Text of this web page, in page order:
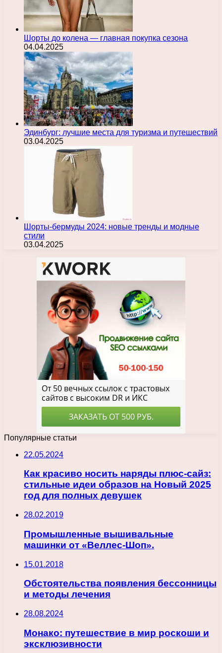
Шорты до колена — главная покупка сезона
04.04.2025
Эдинбург: лучшие места для туризма и путешествий
03.04.2025
Шорты-бермуды 2024: новые тренды и модные
стили
03.04.2025
Популярные статьи
22.05.2024
Как красиво носить наряды плюс-сайз:
стильные идеи образов на Новый 2025
год для полных девушек
28.02.2019
Промышленные вышивальные
машинки от «Веллес-Шоп».
15.01.2018
Обстоятельства появления бессонницы
и методы лечения
28.08.2024
Монако: путешествие в мир роскоши и
эксклюзивности